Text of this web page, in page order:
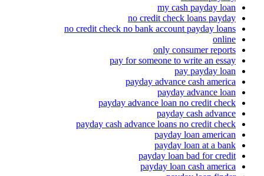
my cash payday loan
no credit check loans payday
no credit check no bank account payday loans
online
only consumer reports
pay for someone to write an essay
pay payday loan
payday advance cash america
payday advance loan
payday advance loan no credit check
payday cash advance
payday cash advance loans no credit check
payday loan american
payday loan at a bank
payday loan bad for credit
payday loan cash america